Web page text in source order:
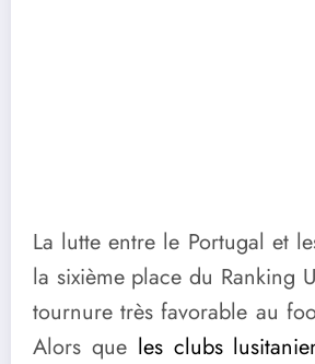
La lutte entre le Portugal et
la sixième place du Ranking
tournure très favorable au
Alors que les clubs